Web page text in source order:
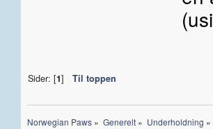
Sider: [1] Til toppen
Norwegian Paws » Generelt» Underholdning »